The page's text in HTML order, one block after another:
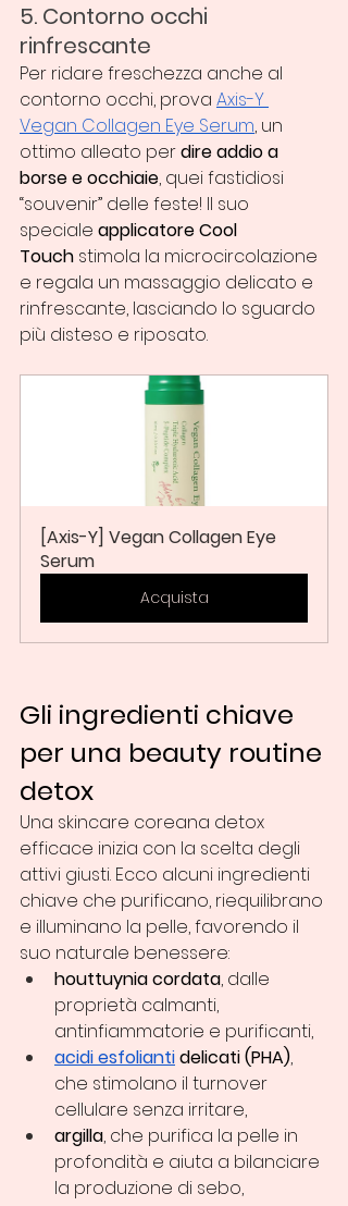
5. Contorno occhi
rinfrescante
Per ridare freschezza anche al
contorno occhi, prova Axis-Y
Vegan Collagen Eye Serum, un
ottimo alleato per dire addio a
borse e occhiaie, quei fastidiosi
“souvenir” delle feste! Il suo
speciale applicatore Cool
Touch stimola la microcircolazione
e regala un massaggio delicato e
rinfrescante, lasciando lo sguardo
più disteso e riposato.
[Axis-Y] Vegan Collagen Eye
Serum
Acquista
Gli ingredienti chiave
per una beauty routine
detox
Una skincare coreana detox
efficace inizia con la scelta degli
attivi giusti. Ecco alcuni ingredienti
chiave che purificano, riequilibrano
e illuminano la pelle, favorendo il
suo naturale benessere:
houttuynia cordata, dalle
proprietà calmanti,
antinfiammatorie e purificanti,
acidi esfolianti delicati (PHA),
che stimolano il turnover
cellulare senza irritare,
argilla, che purifica la pelle in
profondità e aiuta a bilanciare
la produzione di sebo,